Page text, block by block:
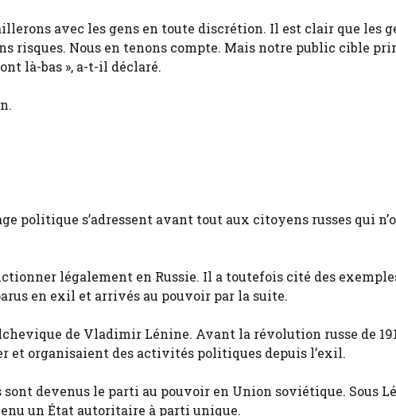
avec les gens en toute discrétion. Il est clair que les
risques. Nous en tenons compte. Mais notre public cible
là-bas », a-t-il déclaré.
politique s’adressent avant tout aux citoyens russes qui
légalement en Russie. Il a toutefois cité des
en exil et arrivés au pouvoir par la suite.
de Vladimir Lénine. Avant la révolution russe de
et organisaient des activités politiques depuis l’exil.
devenus le parti au pouvoir en Union soviétique. Sous
un État autoritaire à parti unique.